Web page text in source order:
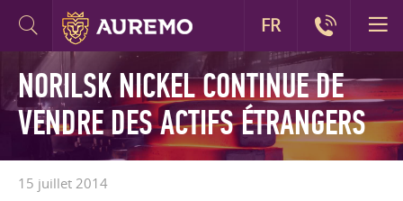
NORILSK NICKEL CONTINUE DE
VENDRE DES ACTIFS ÉTRANGERS
15 juillet 2014
FR